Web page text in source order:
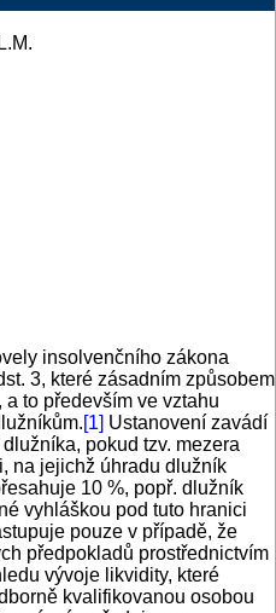
insolvenčního zákona
3, které zásadním způsobem
to především ve vztahu
[1] Ustanovení zavádí
pokud tzv. mezera
na jejichž úhradu dlužník
10 %, popř. dlužník
vyhláškou pod tuto hranici
pouze v případě, že
předpokladů prostřednictvím
vývoje likvidity, které
kvalifikovanou osobou